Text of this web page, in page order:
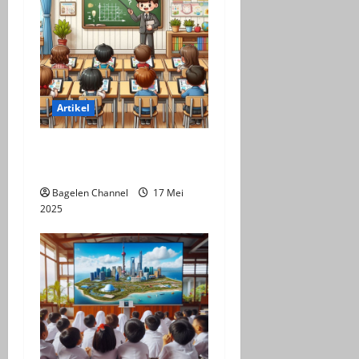
Artikel
Bagelen Channel
17 Mei
2025